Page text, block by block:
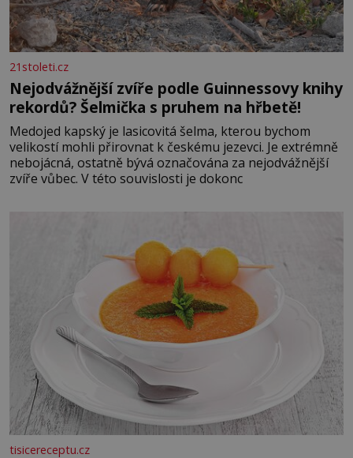
21stoleti.cz
Nejodvážnější zvíře podle Guinnessovy knihy
rekordů? Šelmička s pruhem na hřbetě!
Medojed kapský je lasicovitá šelma, kterou bychom
velikostí mohli přirovnat k českému jezevci. Je extrémně
nebojácná, ostatně bývá označována za nejodvážnější
zvíře vůbec. V této souvislosti je dokonc
tisicereceptu.cz